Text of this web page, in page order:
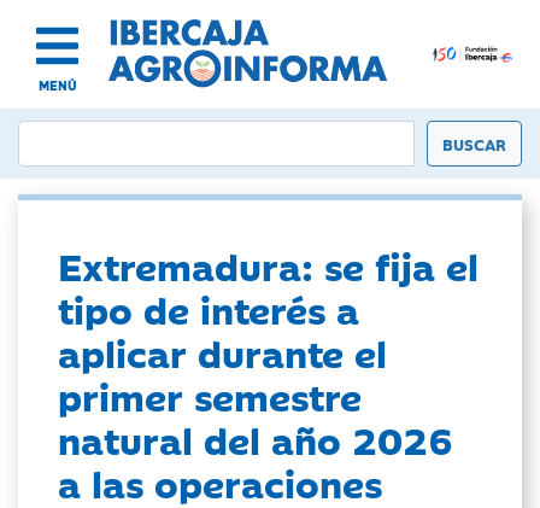
MENÚ
Extremadura: se fija el
tipo de interés a
aplicar durante el
primer semestre
natural del año 2026
a las operaciones